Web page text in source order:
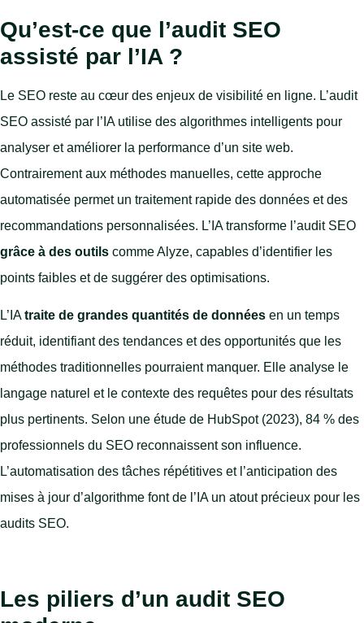
Qu’est-ce que l’audit SEO
assisté par l’IA ?
Le SEO reste au cœur des enjeux de visibilité en ligne. L’audit
SEO assisté par l’IA utilise des algorithmes intelligents pour
analyser et améliorer la performance d’un site web.
Contrairement aux méthodes manuelles, cette approche
automatisée permet un traitement rapide des données et des
recommandations personnalisées. L’IA transforme l’audit SEO
grâce à des outils comme Alyze, capables d’identifier les
points faibles et de suggérer des optimisations.
L’IAtraite de grandes quantités de données en un temps
réduit, identifiant des tendances et des opportunités que les
méthodes traditionnelles pourraient manquer. Elle analyse le
langage naturel et le contexte des requêtes pour des résultats
plus pertinents. Selon une étude de HubSpot (2023), 84 % des
professionnels du SEO reconnaissent son influence.
L’automatisation des tâches répétitives et l’anticipation des
mises à jour d’algorithme font de l’IA un atout précieux pour les
audits SEO.
Les piliers d’un audit SEO